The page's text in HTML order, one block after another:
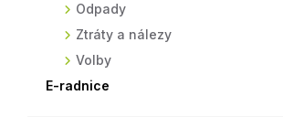
Odpady
Ztráty a nálezy
Volby
E-radnice